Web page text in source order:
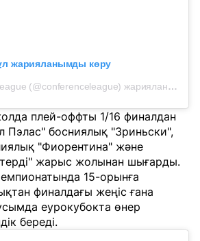
жарияланымды көру
UEFA Conference League (@conferenceleague) жарияланымы
плей-оффты 1/16 финалдан
Пэлас" босниялық "Зриньски",
"Фиорентина" және
жарыс жолынан шығарды.
15-орынға
финалдағы жеңіс ғана
еурокубокта өнер
береді.